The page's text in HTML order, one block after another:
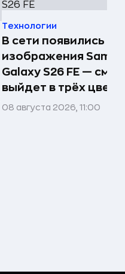
Технологии
В сети появились
изображения
Galaxy S26 FE —
выйдет в трёх
08 августа 2026, 11:00